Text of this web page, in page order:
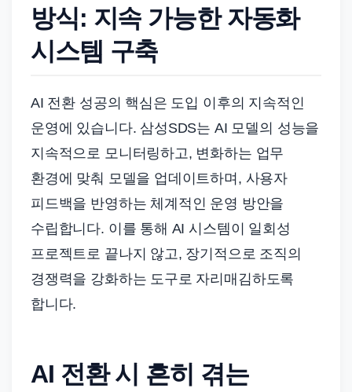
방식: 지속 가능한 자동화
시스템 구축
AI 전환 성공의 핵심은 도입 이후의 지속적인
운영에 있습니다. 삼성SDS는 AI 모델의 성능을
지속적으로 모니터링하고, 변화하는 업무
환경에 맞춰 모델을 업데이트하며, 사용자
피드백을 반영하는 체계적인 운영 방안을
수립합니다. 이를 통해 AI 시스템이 일회성
프로젝트로 끝나지 않고, 장기적으로 조직의
경쟁력을 강화하는 도구로 자리매김하도록
합니다.
AI 전환 시 흔히 겪는